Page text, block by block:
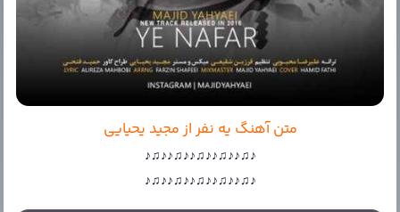
متن آهنگ یه نفر از مجید یحیایی
♪♫♪♪♫♪♪♫♪♪♫♪♪♫♪
♪♫♪♪♫♪♪♫♪♪♫♪♪♫♪